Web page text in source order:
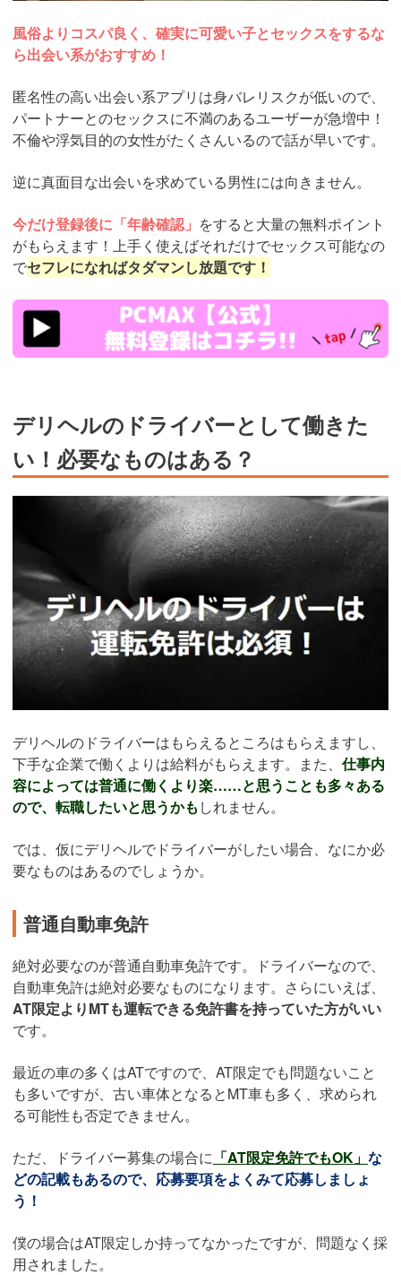
風俗よりコスパ良く、確実に可愛い子とセックスをするな
ら出会い系がおすすめ！
匿名性の高い出会い系アプリは身バレリスクが低いので、
パートナーとのセックスに不満のあるユーザーが急増中！
不倫や浮気目的の女性がたくさんいるので話が早いです。
逆に真面目な出会いを求めている男性には向きません。
今だけ登録後に「年齢確認」 をすると大量の無料ポイント
がもらえます！上手く使えばそれだけでセックス可能なの
でセフレになればタダマンし放題です！
https://pcmax.jp/lp/?
ad_id=rm327007
デリヘルのドライバーとして働きた
い！必要なものはある？
デリヘルのドライバーはもらえるところはもらえますし、
下手な企業で働くよりは給料がもらえます。また、 仕事内
容によっては普通に働くより楽……と思うことも多々ある
ので、転職したいと思うかも しれません。
では、仮にデリヘルでドライバーがしたい場合、なにか必
要なものはあるのでしょうか。
普通自動車免許
絶対必要なのが普通自動車免許です。ドライバーなので、
自動車免許は絶対必要なものになります。さらにいえば、
AT限定よりMTも運転できる免許書を持っていた方がいい
です。
最近の車の多くはATですので、AT限定でも問題ないこと
も多いですが、古い車体となるとMT車も多く、求められ
る可能性も否定できません。
ただ、ドライバー募集の場合に 「AT限定免許でもOK」 な
どの記載もあるので、応募要項をよくみて応募しましょ
う！
僕の場合はAT限定しか持ってなかったですが、問題なく採
用されました。